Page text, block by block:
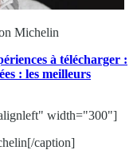
Michelin
à télécharger :
: les meilleurs
width="300"]
caption]